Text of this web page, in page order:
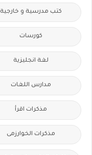
كتب مدرسية و خارجية
كورسات
لغة انجليزية
مدارس اللغات
مذكرات اقرأ
مذكرات الخوارزمى